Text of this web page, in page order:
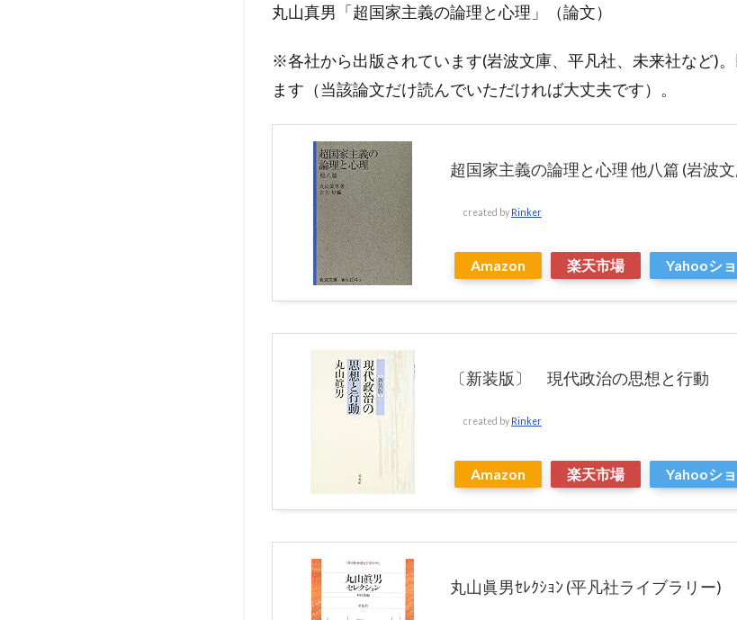
丸山真男「超国家主義の論理と心理」（論文）
※各社から出版されています(岩波文庫、平凡社、未来社など)
ます（当該論文だけ読んでいただければ大丈夫です）。
超国家主義の論理と心理 他八篇 (岩波
created by Rinker
Amazon 楽天市場 Yahooシ
〔新装版〕 現代政治の思想と行動
created by Rinker
Amazon 楽天市場 Yahooシ
丸山眞男ｾﾚｸｼｮﾝ (平凡社ライブラリー)